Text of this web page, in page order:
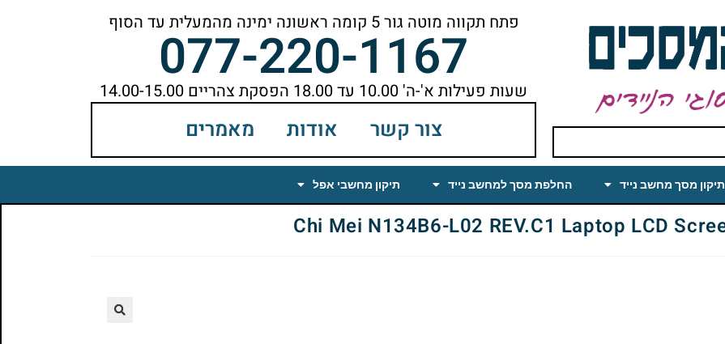
פתח תקווה מוטה גור 5 קומה ראשונה ימינה מהמעלית עד הסוף
077-220-1167שעות פעילות א'-ה' 10.00 עד 18.00 הפסקת צהריים 14.00-15.00
צור קשר אודות מאמרים
תיקון מסך מחשב נייד החלפת מסך למחשב נייד תיקון מחשבי אפל